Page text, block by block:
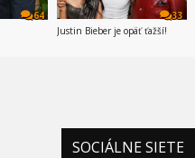
64
33
Justin Bieber je opäť ťažší!
SOCIÁLNE SIETE